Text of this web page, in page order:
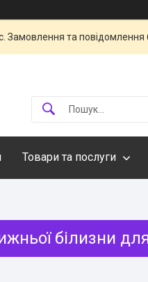
Замовлення та
Товари та послуги
білизни